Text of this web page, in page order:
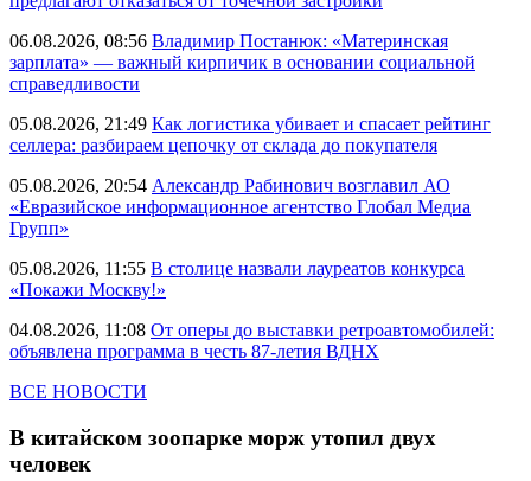
06.08.2026, 08:56 Владимир Постанюк: «Материнская
зарплата» — важный кирпичик в основании социальной
справедливости
05.08.2026, 21:49 Как логистика убивает и спасает рейтинг
селлера: разбираем цепочку от склада до покупателя
05.08.2026, 20:54 Александр Рабинович возглавил АО
«Евразийское информационное агентство Глобал Медиа
Групп»
05.08.2026, 11:55 В столице назвали лауреатов конкурса
«Покажи Москву!»
04.08.2026, 11:08 От оперы до выставки ретроавтомобилей:
объявлена программа в честь 87-летия ВДНХ
ВСЕ НОВОСТИ
В китайском зоопарке морж утопил двух
человек